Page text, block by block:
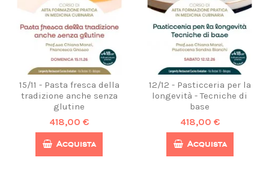
15/11 - Pasta fresca della
tradizione anche senza
glutine
418,00 €
Acquista
12/12 - Pasticceria per la
longevità - Tecniche di
base
418,00 €
Acquista